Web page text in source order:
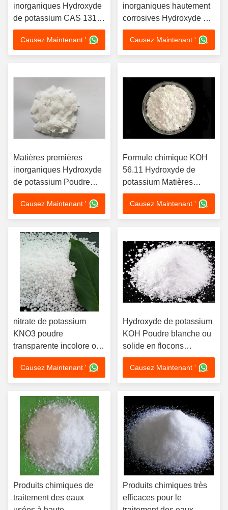
inorganiques Hydroxyde
de potassium CAS 1310-
58-3 pour diverses
applications à forte
alcalinité
Causez Maintenant '
inorganiques hautement
corrosives Hydroxyde de
potassium Formule
chimique KOH Toxicité
modérée
Causez Maintenant '
Matières premières
inorganiques Hydroxyde
de potassium Poudre
blanche ou solide en
flocons Alcalinité et
corrosivité fortes
Causez Maintenant '
Formule chimique KOH
56.11 Hydroxyde de
potassium Matières
premières inorganiques
pour l'électroplatage et le
séchage
Causez Maintenant '
nitrate de potassium
KNO3 poudre
transparente incolore ou
blanche Largement
utilisée dans divers
domaines
Causez Maintenant '
Hydroxyde de potassium
KOH Poudre blanche ou
solide en flocons
Largement utilisé dans
diverses industries
Causez Maintenant '
Produits chimiques de
traitement des eaux
Produits chimiques très
efficaces pour le